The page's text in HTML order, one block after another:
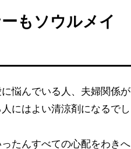
もソウルメイ
悩んでいる人、夫婦関係が
にはよい清涼剤になるでし
たんすべての心配をわきへ